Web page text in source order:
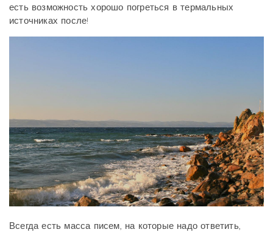
есть возможность хорошо погреться в термальных
источниках после!
Всегда есть масса писем, на которые надо ответить,